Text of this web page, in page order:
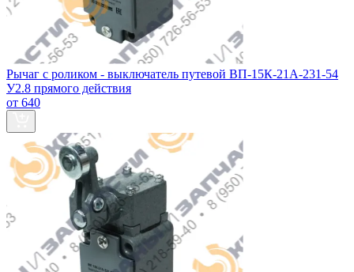
Рычаг с роликом - выключатель путевой ВП-15К-21А-231-54
У2.8 прямого действия
от 640